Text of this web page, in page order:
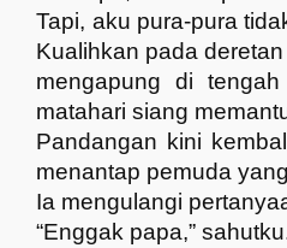
Tapi, aku pura-pura
Kualihkan pada
mengapung di
matahari siang
Pandangan kini
menantap pemuda
Ia mengulangi
“Enggak papa,”